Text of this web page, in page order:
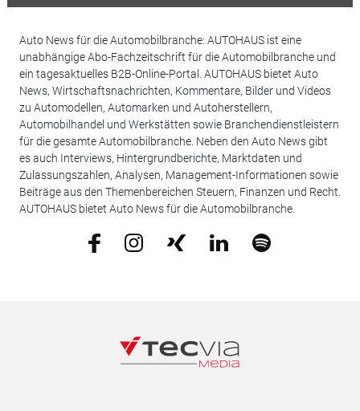
Auto News für die Automobilbranche: AUTOHAUS ist eine
unabhängige Abo-Fachzeitschrift für die Automobilbranche und
ein tagesaktuelles B2B-Online-Portal. AUTOHAUS bietet Auto
News, Wirtschaftsnachrichten, Kommentare, Bilder und Videos
zu Automodellen, Automarken und Autoherstellern,
Automobilhandel und Werkstätten sowie Branchendienstleistern
für die gesamte Automobilbranche. Neben den Auto News gibt
es auch Interviews, Hintergrundberichte, Marktdaten und
Zulassungszahlen, Analysen, Management-Informationen sowie
Beiträge aus den Themenbereichen Steuern, Finanzen und Recht.
AUTOHAUS bietet Auto News für die Automobilbranche.